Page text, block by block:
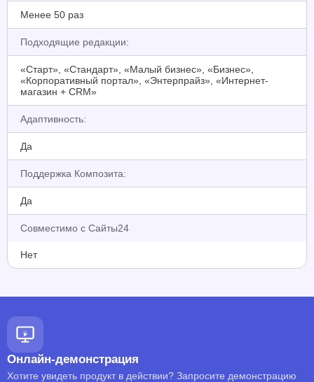
Менее 50 раз
Подходящие редакции:
«Старт», «Стандарт», «Малый бизнес», «Бизнес»,
«Корпоративный портал», «Энтерпрайз», «Интернет-
магазин + CRM»
Адаптивность:
Да
Поддержка Композита:
Да
Совместимо с Сайты24
Нет
Онлайн-демонстрация
Хотите увидеть продукт в действии? Запросите демонстрацию